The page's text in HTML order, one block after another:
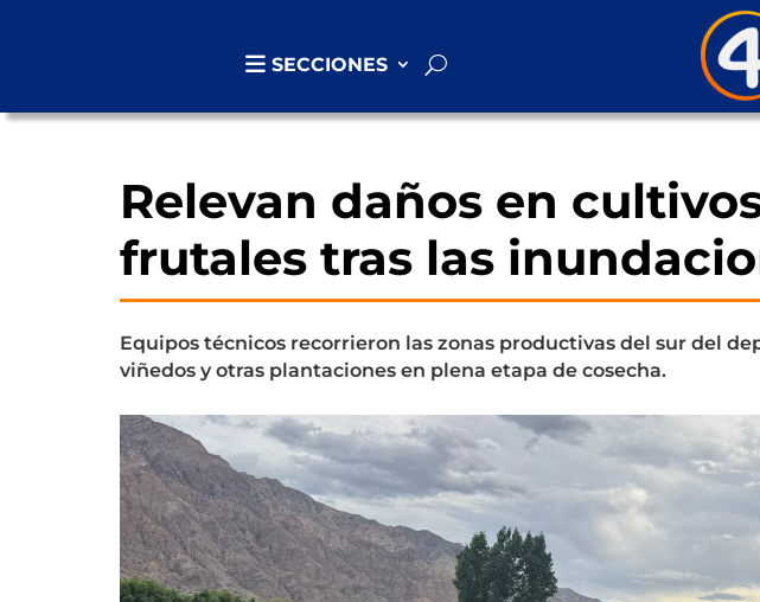
SECCIONES
Relevan daños en
frutales tras las
Equipos técnicos recorrieron las zonas productivas del sur del
viñedos y otras plantaciones en plena etapa de cosecha.